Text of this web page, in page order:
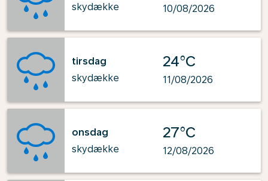
skydække
10/08/2026
tirsdag
skydække
24°C
11/08/2026
onsdag
skydække
27°C
12/08/2026